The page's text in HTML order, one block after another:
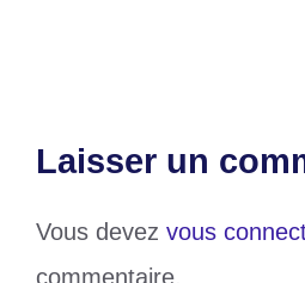
Laisser un
Vous devez vous
commentaire.